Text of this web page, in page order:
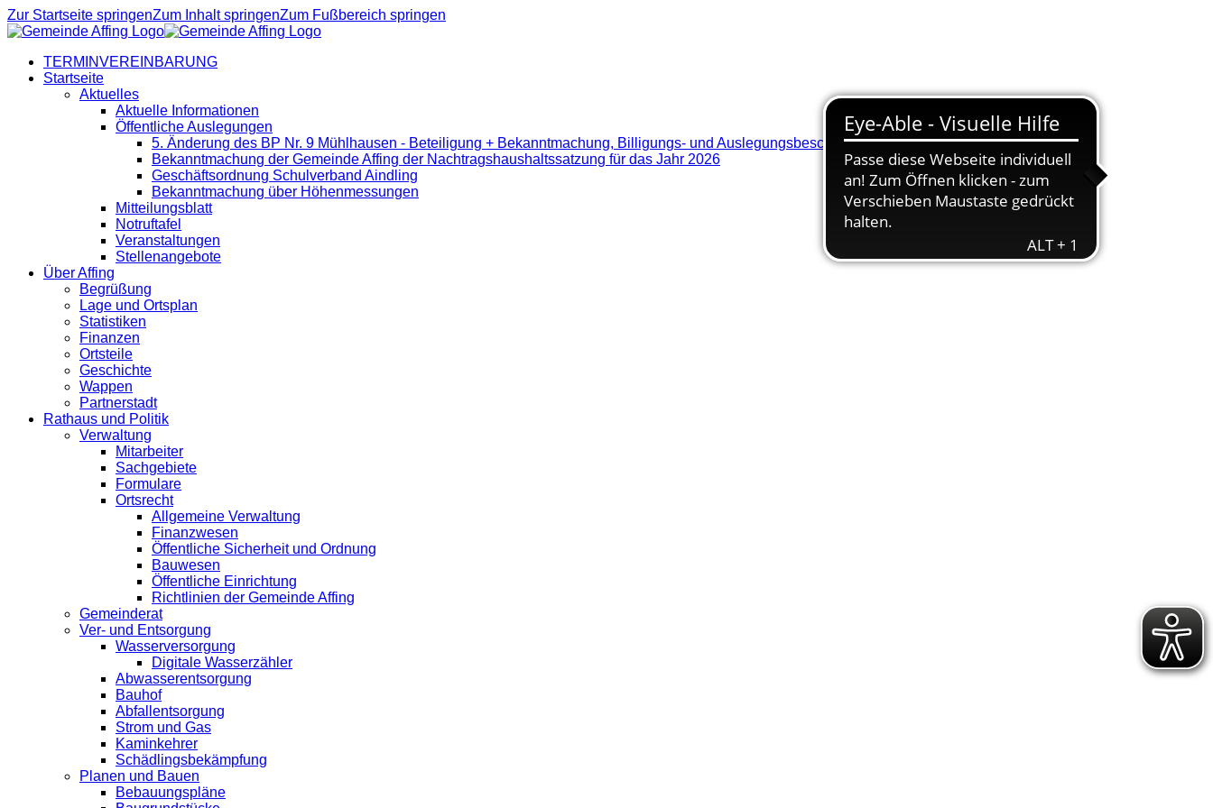
Zur Startseite springenZum Inhalt springenZum Fußbereich springen
TERMINVEREINBARUNG
Startseite
Aktuelles
Aktuelle Informationen
Öffentliche Auslegungen
5. Änderung des BP Nr. 9 Mühlhausen - Beteiligung + Bekanntmachung, Billigungs- und Auslegungsbeschluss
Bekanntmachung der Gemeinde Affing der Nachtragshaushaltssatzung für das Jahr 2026
Geschäftsordnung Schulverband Aindling
Bekanntmachung über Höhenmessungen
Mitteilungsblatt
Notruftafel
Veranstaltungen
Stellenangebote
Über Affing
Begrüßung
Lage und Ortsplan
Statistiken
Finanzen
Ortsteile
Geschichte
Wappen
Partnerstadt
Rathaus und Politik
Verwaltung
Mitarbeiter
Sachgebiete
Formulare
Ortsrecht
Allgemeine Verwaltung
Finanzwesen
Öffentliche Sicherheit und Ordnung
Bauwesen
Öffentliche Einrichtung
Richtlinien der Gemeinde Affing
Gemeinderat
Ver- und Entsorgung
Wasserversorgung
Digitale Wasserzähler
Abwasserentsorgung
Bauhof
Abfallentsorgung
Strom und Gas
Kaminkehrer
Schädlingsbekämpfung
Planen und Bauen
Bebauungspläne